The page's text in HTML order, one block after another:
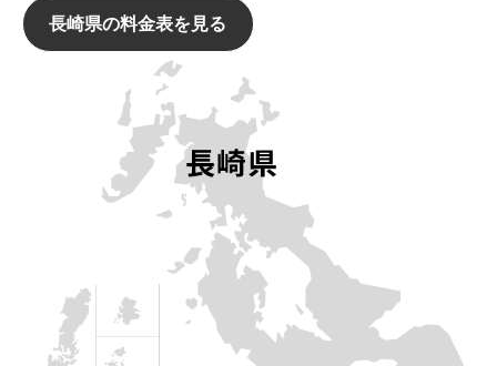
長崎県の料金表を見る